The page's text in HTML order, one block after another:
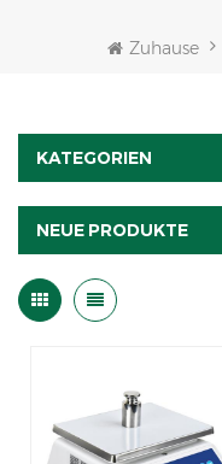
Zuhause
KATEGORIEN
NEUE PRODUKTE